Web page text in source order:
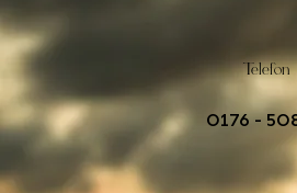
Telefon
0176 -